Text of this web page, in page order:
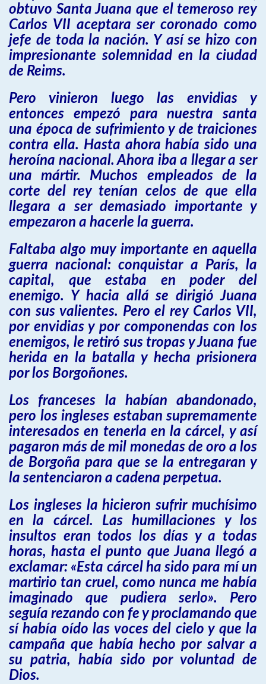
obtuvo Santa Juana que el temeroso rey
Carlos VII aceptara ser coronado como
jefe de toda la nación. Y así se hizo con
impresionante solemnidad en la ciudad
de Reims.
Pero vinieron luego las envidias y
entonces empezó para nuestra santa
una época de sufrimiento y de traiciones
contra ella. Hasta ahora había sido una
heroína nacional. Ahora iba a llegar a ser
una mártir. Muchos empleados de la
corte del rey tenían celos de que ella
llegara a ser demasiado importante y
empezaron a hacerle la guerra.
Faltaba algo muy importante en aquella
guerra nacional: conquistar a París, la
capital, que estaba en poder del
enemigo. Y hacia allá se dirigió Juana
con sus valientes. Pero el rey Carlos VII,
por envidias y por componendas con los
enemigos, le retiró sus tropas y Juana fue
herida en la batalla y hecha prisionera
por los Borgoñones.
Los franceses la habían abandonado,
pero los ingleses estaban supremamente
interesados en tenerla en la cárcel, y así
pagaron más de mil monedas de oro a los
de Borgoña para que se la entregaran y
la sentenciaron a cadena perpetua.
Los ingleses la hicieron sufrir muchísimo
en la cárcel. Las humillaciones y los
insultos eran todos los días y a todas
horas, hasta el punto que Juana llegó a
exclamar: «Esta cárcel ha sido para mí un
martirio tan cruel, como nunca me había
imaginado que pudiera serlo». Pero
seguía rezando con fe y proclamando que
sí había oído las voces del cielo y que la
campaña que había hecho por salvar a
su patria, había sido por voluntad de
Dios.